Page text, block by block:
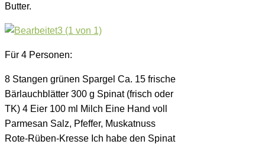
Butter.
Für 4 Personen:
8 Stangen grünen Spargel Ca. 15 frische
Bärlauchblätter 300 g Spinat (frisch oder
TK) 4 Eier 100 ml Milch Eine Hand voll
Parmesan Salz, Pfeffer, Muskatnuss
Rote-Rüben-Kresse Ich habe den Spinat